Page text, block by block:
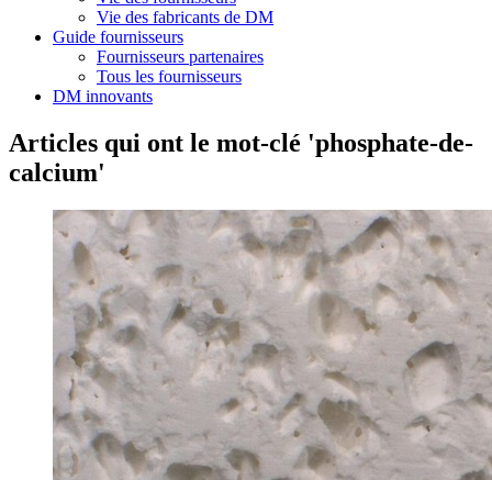
Vie des fabricants de DM
Guide fournisseurs
Fournisseurs partenaires
Tous les fournisseurs
DM innovants
Articles qui ont le mot-clé 'phosphate-de-
calcium'